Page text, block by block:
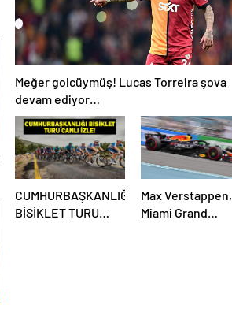
Meğer golcüymüş! Lucas Torreira şova
devam ediyor…
CUMHURBAŞKANLIĞI
BİSİKLET TURU
Max Verstappen,
Miami Grand